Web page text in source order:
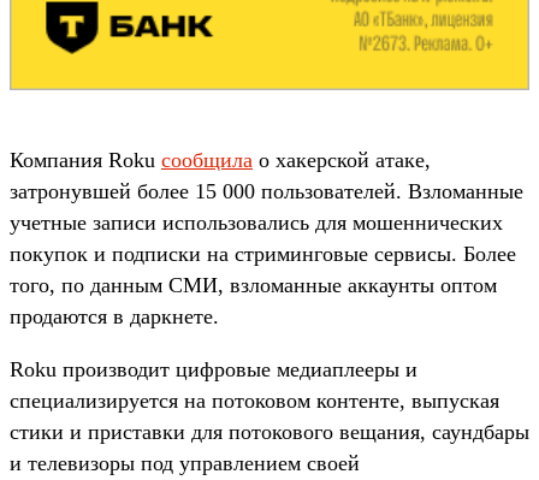
Компания Roku сообщила о хакерской атаке,
затронувшей более 15 000 пользователей. Взломанные
учетные записи использовались для мошеннических
покупок и подписки на стриминговые сервисы. Более
того, по данным СМИ, взломанные аккаунты оптом
продаются в даркнете.
Roku производит цифровые медиаплееры и
специализируется на потоковом контенте, выпуская
стики и приставки для потокового вещания, саундбары
и телевизоры под управлением своей